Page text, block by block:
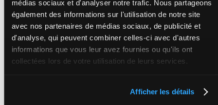
médias sociaux et d'analyser notre trafic. Nous partageons
également des informations sur l'utilisation de notre site
avec nos partenaires de médias sociaux, de publicité et
d'analyse, qui peuvent combiner celles-ci avec d'autres
informations que vous leur avez fournies ou qu'ils ont
collectées lors de votre utilisation de leurs services.
Afficher les détails